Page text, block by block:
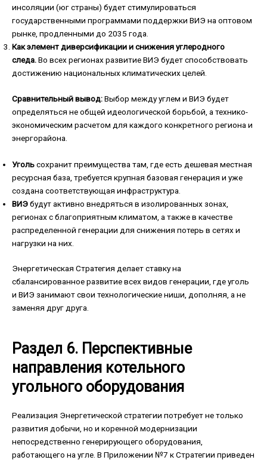
инсоляции (юг страны) будет стимулироваться
государственными программами поддержки ВИЭ на оптовом
рынке, продленными до 2035 года.
Как элемент диверсификации и снижения углеродного
следа.Во всех регионах развитие ВИЭ будет способствовать
достижению национальных климатических целей.
Сравнительный вывод:Выбор между углем и ВИЭ будет
определяться не общей идеологической борьбой, а технико-
экономическим расчетом для каждого конкретного региона и
энергорайона.
Угольсохранит преимущества там, где есть дешевая местная
ресурсная база, требуется крупная базовая генерация и уже
создана соответствующая инфраструктура.
ВИЭбудут активно внедряться в изолированных зонах,
регионах с благоприятным климатом, а также в качестве
распределенной генерации для снижения потерь в сетях и
нагрузки на них.
Энергетическая Стратегия делает ставку на
сбалансированное развитие всех видов генерации, где уголь
и ВИЭ занимают свои технологические ниши, дополняя, а не
заменяя друг друга.
Раздел 6. Перспективные
направления котельного
угольного оборудования
Реализация Энергетической стратегии потребует не только
развития добычи, но и коренной модернизации
непосредственно генерирующего оборудования,
работающего на угле. В Приложении №7 к Стратегии приведен